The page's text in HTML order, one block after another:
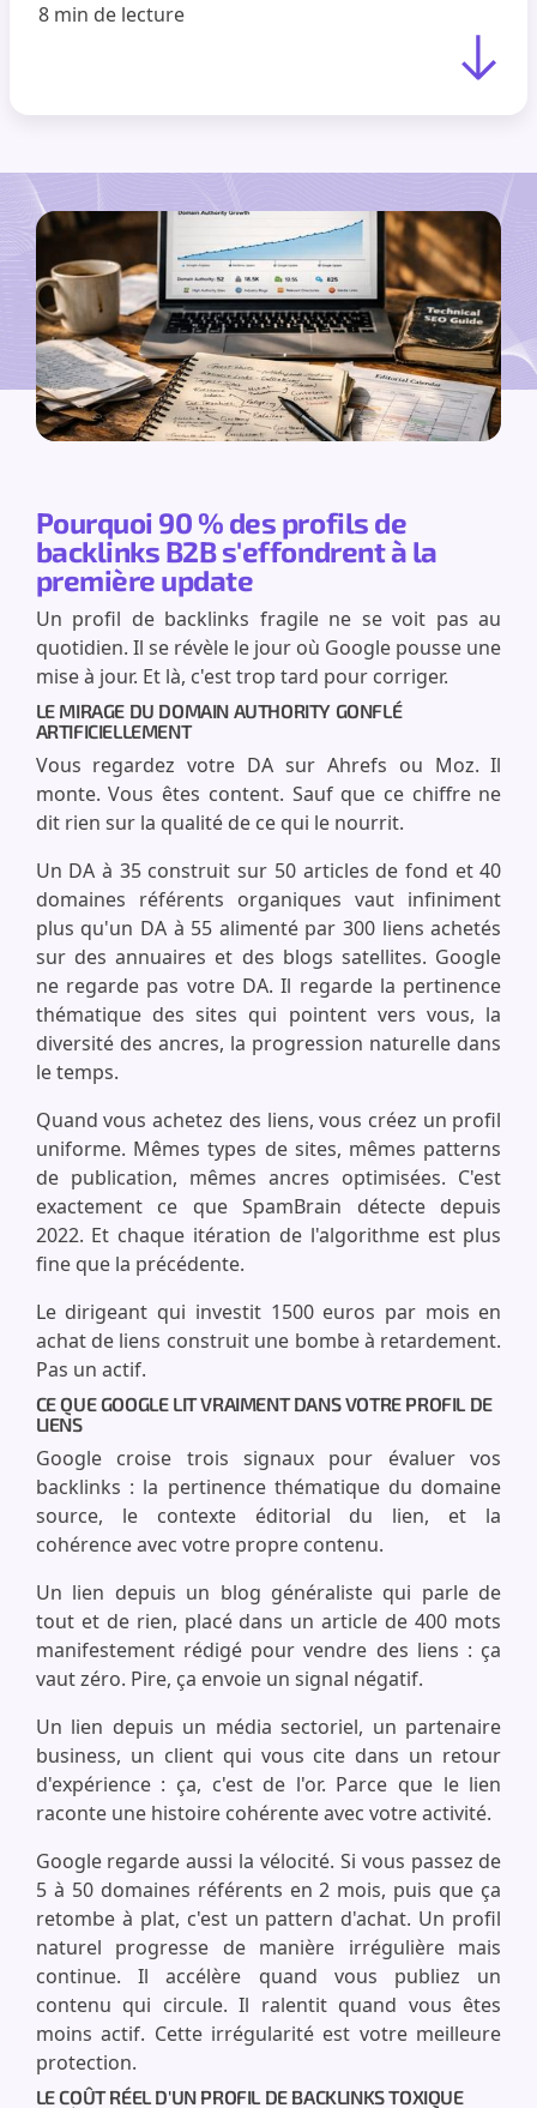
8 min de lecture
Pourquoi 90 % des profils de
backlinks B2B s'effondrent à la
première update
Un profil de backlinks fragile ne se voit pas au
quotidien. Il se révèle le jour où Google pousse une
mise à jour. Et là, c'est trop tard pour corriger.
LE MIRAGE DU DOMAIN AUTHORITY GONFLÉ
ARTIFICIELLEMENT
Vous regardez votre DA sur Ahrefs ou Moz. Il
monte. Vous êtes content. Sauf que ce chiffre ne
dit rien sur la qualité de ce qui le nourrit.
Un DA à 35 construit sur 50 articles de fond et 40
domaines référents organiques vaut infiniment
plus qu'un DA à 55 alimenté par 300 liens achetés
sur des annuaires et des blogs satellites. Google
ne regarde pas votre DA. Il regarde la pertinence
thématique des sites qui pointent vers vous, la
diversité des ancres, la progression naturelle dans
le temps.
Quand vous achetez des liens, vous créez un profil
uniforme. Mêmes types de sites, mêmes patterns
de publication, mêmes ancres optimisées. C'est
exactement ce que SpamBrain détecte depuis
2022. Et chaque itération de l'algorithme est plus
fine que la précédente.
Le dirigeant qui investit 1500 euros par mois en
achat de liens construit une bombe à retardement.
Pas un actif.
CE QUE GOOGLE LIT VRAIMENT DANS VOTRE PROFIL DE
LIENS
Google croise trois signaux pour évaluer vos
backlinks : la pertinence thématique du domaine
source, le contexte éditorial du lien, et la
cohérence avec votre propre contenu.
Un lien depuis un blog généraliste qui parle de
tout et de rien, placé dans un article de 400 mots
manifestement rédigé pour vendre des liens : ça
vaut zéro. Pire, ça envoie un signal négatif.
Un lien depuis un média sectoriel, un partenaire
business, un client qui vous cite dans un retour
d'expérience : ça, c'est de l'or. Parce que le lien
raconte une histoire cohérente avec votre activité.
Google regarde aussi la vélocité. Si vous passez de
5 à 50 domaines référents en 2 mois, puis que ça
retombe à plat, c'est un pattern d'achat. Un profil
naturel progresse de manière irrégulière mais
continue. Il accélère quand vous publiez un
contenu qui circule. Il ralentit quand vous êtes
moins actif. Cette irrégularité est votre meilleure
protection.
LE COÛT RÉEL D'UN PROFIL DE BACKLINKS TOXIQUE